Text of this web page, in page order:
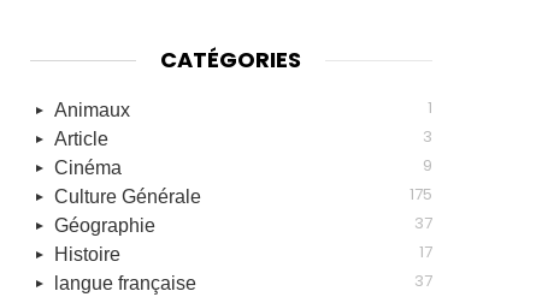
CATÉGORIES
Animaux 1
Article 3
Cinéma 9
Culture Générale 175
Géographie 37
Histoire 17
langue française 37